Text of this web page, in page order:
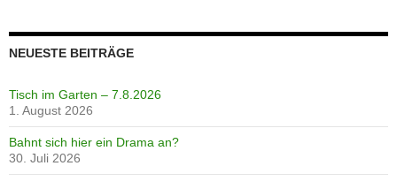
NEUESTE BEITRÄGE
Tisch im Garten – 7.8.2026
1. August 2026
Bahnt sich hier ein Drama an?
30. Juli 2026